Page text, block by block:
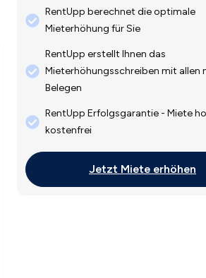
RentUpp berechnet die optimale
Mieterhöhung für Sie
RentUpp erstellt Ihnen das
Mieterhöhungsschreiben mit allen
Belegen
RentUpp Erfolgsgarantie - Miete
kostenfrei
Jetzt Miete erhöhen